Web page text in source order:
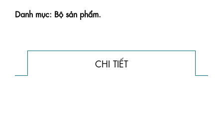
Danh mục: Bộ sản phẩm.
CHI TIẾT